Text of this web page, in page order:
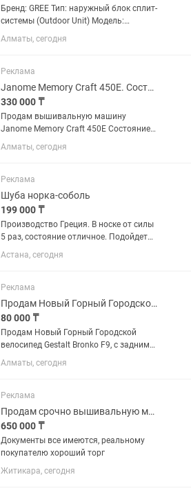
Бренд: GREE Тип: наружный блок сплит-
системы (Outdoor Unit) Модель:
GU100W/A1-M. Демонтаж с вас. Торг
есть. Фильтр новый. Фреон заправлен.
отправлю,сюда не...
Алматы, сегодня
Реклама
Janome Memory Craft 450E. Состояние новой нитки и флешка в подарок
330 000 ₸
Продам вышивальную машину
Janome Memory Craft 450E Состояние
практически новой. Покупалась для
себя, но так и не была использована.
Алматы, сегодня
Реклама
Шуба норка-соболь
199 000 ₸
Производство Греция. В носке от силы
5 раз, состояние отличное. Подойдет
на S-М размеры. Торг уместен
Астана, сегодня
Реклама
Продам Новый Горный Городской велосипед GESTALT BRONKO F9
80 000 ₸
Продам Новый Горный Городской
велосипед Gestalt Bronko F9, с задним
багажником,с Анти прокольными
покрышками Jiluer,алюминиевой
Двойные алюминиевые
обода.Размер...
Алматы, сегодня
Реклама
Продам срочно вышивальную машинку
650 000 ₸
Документы все имеются, реальному
покупателю хороший торг
Житикара, сегодня